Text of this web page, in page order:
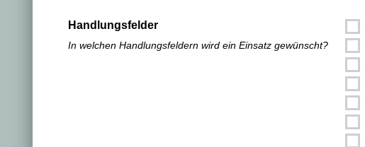
Handlungsfelder
In welchen Handlungsfeldern wird ein Einsatz gewünscht?